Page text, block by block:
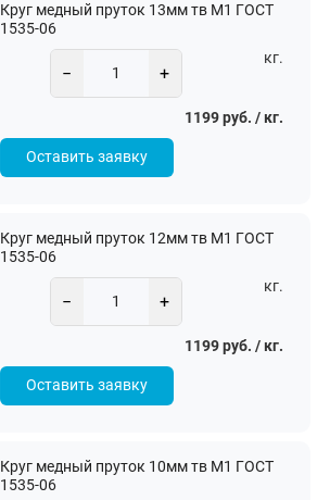
Круг медный пруток 13мм тв М1 ГОСТ
1535-06
− +
кг.
1199 руб. / кг.
Оставить заявку
Круг медный пруток 12мм тв М1 ГОСТ
1535-06
− +
кг.
1199 руб. / кг.
Оставить заявку
Круг медный пруток 10мм тв М1 ГОСТ
1535-06